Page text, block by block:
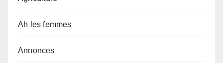
Ah les femmes
Annonces